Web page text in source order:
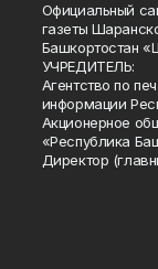
Официальный
газеты
Башкортостан
УЧРЕДИТЕЛЬ:
Агентство по
информации
Акционерное
«Республика
Директор